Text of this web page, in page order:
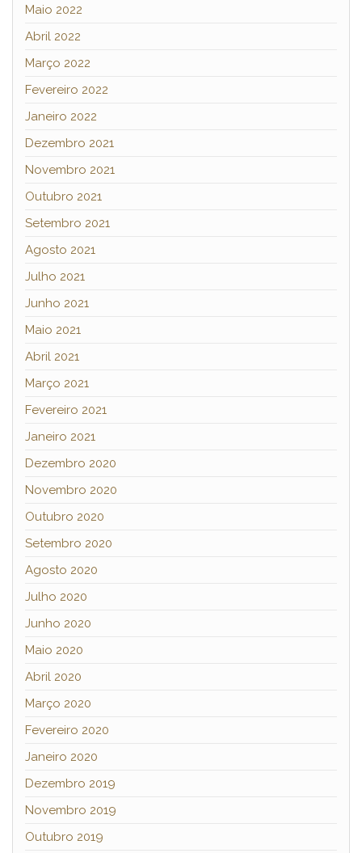
Maio 2022
Abril 2022
Março 2022
Fevereiro 2022
Janeiro 2022
Dezembro 2021
Novembro 2021
Outubro 2021
Setembro 2021
Agosto 2021
Julho 2021
Junho 2021
Maio 2021
Abril 2021
Março 2021
Fevereiro 2021
Janeiro 2021
Dezembro 2020
Novembro 2020
Outubro 2020
Setembro 2020
Agosto 2020
Julho 2020
Junho 2020
Maio 2020
Abril 2020
Março 2020
Fevereiro 2020
Janeiro 2020
Dezembro 2019
Novembro 2019
Outubro 2019